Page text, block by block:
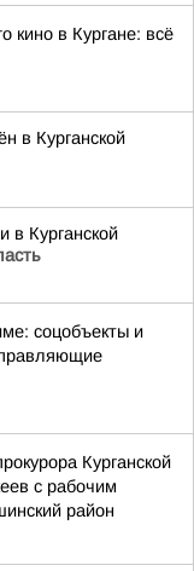
кино в Кургане: всё
в Курганской
в Курганской
соцобъекты и
Курганской
с рабочим
район